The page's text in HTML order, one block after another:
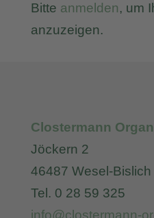
Bitte anmelden, um
anzuzeigen.
Clostermann
Jöckern 2
46487 Wesel-Bislich
Tel. 0 28 59 325
info@clostermann-